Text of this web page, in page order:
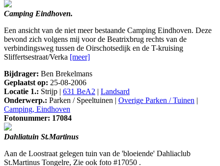
Camping Eindhoven.
Een ansicht van de niet meer bestaande Camping Eindhoven. Deze
bevond zich volgens mij voor de Beatrixbrug rechts van de
verbindingsweg tussen de Oirschotsedijk en de T-kruising
Sliffertsestraat/Verka [meer]
Bijdrager: Ben Brekelmans
Geplaatst op: 25-08-2006
Locatie 1.: Strijp | 631 BeA2 | Landsard
Onderwerp.: Parken / Speeltuinen | Overige Parken / Tuinen |
Camping, Eindhoven
Fotonummer: 17084
Dahliatuin St.Martinus
Aan de Loostraat gelegen tuin van de 'bloeiende' Dahliaclub
St.Martinus Tongelre, Zie ook foto #17050 .